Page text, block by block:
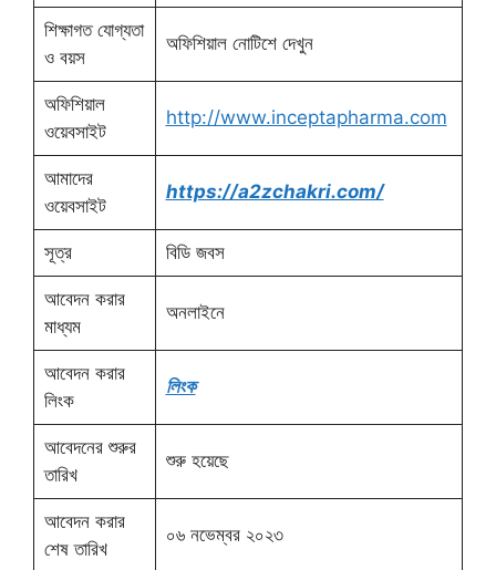
শিক্ষাগত যোগ্যতা
ও বয়স
অফিশিয়াল নোটিশে দেখুন
অফিশিয়াল
ওয়েবসাইট
http://www.inceptapharma.com
আমাদের
ওয়েবসাইট
https://a2zchakri.com/
সূত্র বিডি জবস
আবেদন করার
মাধ্যম
অনলাইনে
আবেদন করার
লিংক
লিংক
আবেদনের শুরুর
তারিখ
শুরু হয়েছে
আবেদন করার
শেষ তারিখ
০৬ নভেম্বর ২০২৩